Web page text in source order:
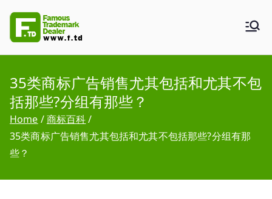
content
35类商标广告销售尤其包括和尤其不包
括那些?分组有那些？
Home
商标百科
35类商标广告销售尤其包括和尤其不包括那些?分组有那
些？